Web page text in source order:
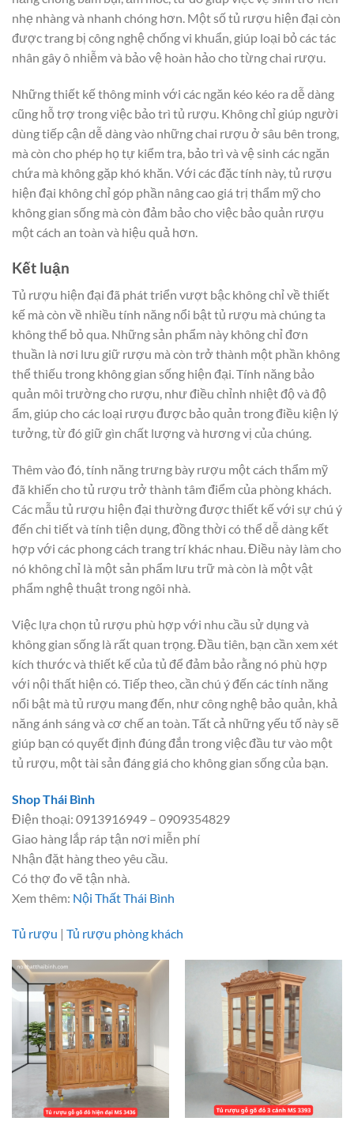
nhẹ nhàng và nhanh chóng hơn. Một số tủ rượu hiện đại còn
được trang bị công nghệ chống vi khuẩn, giúp loại bỏ các tác
nhân gây ô nhiễm và bảo vệ hoàn hảo cho từng chai rượu.
Những thiết kế thông minh với các ngăn kéo kéo ra dễ dàng
cũng hỗ trợ trong việc bảo trì tủ rượu. Không chỉ giúp người
dùng tiếp cận dễ dàng vào những chai rượu ở sâu bên trong,
mà còn cho phép họ tự kiểm tra, bảo trì và vệ sinh các ngăn
chứa mà không gặp khó khăn. Với các đặc tính này, tủ rượu
hiện đại không chỉ góp phần nâng cao giá trị thẩm mỹ cho
không gian sống mà còn đảm bảo cho việc bảo quản rượu
một cách an toàn và hiệu quả hơn.
Kết luận
Tủ rượu hiện đại đã phát triển vượt bậc không chỉ về thiết
kế mà còn về nhiều tính năng nổi bật tủ rượu mà chúng ta
không thể bỏ qua. Những sản phẩm này không chỉ đơn
thuần là nơi lưu giữ rượu mà còn trở thành một phần không
thể thiếu trong không gian sống hiện đại. Tính năng bảo
quản môi trường cho rượu, như điều chỉnh nhiệt độ và độ
ẩm, giúp cho các loại rượu được bảo quản trong điều kiện lý
tưởng, từ đó giữ gìn chất lượng và hương vị của chúng.
Thêm vào đó, tính năng trưng bày rượu một cách thẩm mỹ
đã khiến cho tủ rượu trở thành tâm điểm của phòng khách.
Các mẫu tủ rượu hiện đại thường được thiết kế với sự chú ý
đến chi tiết và tính tiện dụng, đồng thời có thể dễ dàng kết
hợp với các phong cách trang trí khác nhau. Điều này làm cho
nó không chỉ là một sản phẩm lưu trữ mà còn là một vật
phẩm nghệ thuật trong ngôi nhà.
Việc lựa chọn tủ rượu phù hợp với nhu cầu sử dụng và
không gian sống là rất quan trọng. Đầu tiên, bạn cần xem xét
kích thước và thiết kế của tủ để đảm bảo rằng nó phù hợp
với nội thất hiện có. Tiếp theo, cần chú ý đến các tính năng
nổi bật mà tủ rượu mang đến, như công nghệ bảo quản, khả
năng ánh sáng và cơ chế an toàn. Tất cả những yếu tố này sẽ
giúp bạn có quyết định đúng đắn trong việc đầu tư vào một
tủ rượu, một tài sản đáng giá cho không gian sống của bạn.
Shop Thái Bình
Điện thoại: 0913916949 – 0909354829
Giao hàng lắp ráp tận nơi miễn phí
Nhận đặt hàng theo yêu cầu.
Có thợ đo vẽ tận nhà.
Xem thêm: Nội Thất Thái Bình
Tủ rượu | Tủ rượu phòng khách